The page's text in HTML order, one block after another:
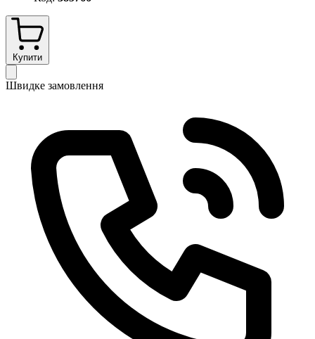
Купити
Швидке замовлення